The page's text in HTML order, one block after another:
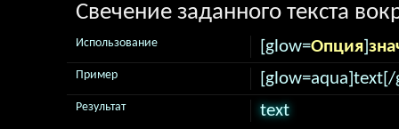
Свечение заданного текста
[glow=Опция]
Использование
Пример
text
Результат